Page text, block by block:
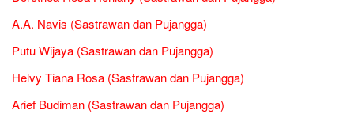
A.A. Navis (Sastrawan dan Pujangga)
Putu Wijaya (Sastrawan dan Pujangga)
Helvy Tiana Rosa (Sastrawan dan Pujangga)
Arief Budiman (Sastrawan dan Pujangga)